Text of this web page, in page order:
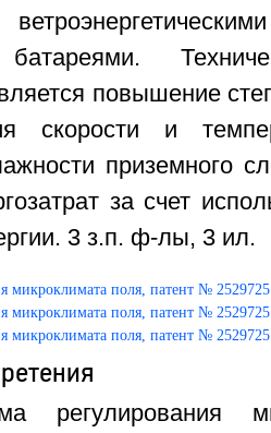
повышение
скорости и
приземного
за счет
3 з.п. ф-лы, 3 ил.
регулирования